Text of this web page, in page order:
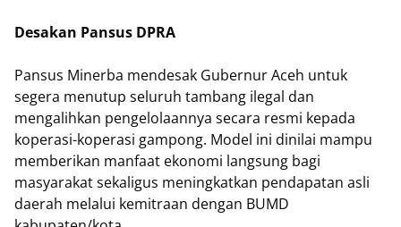
Desakan Pansus DPRA
Pansus Minerba mendesak Gubernur Aceh untuk
segera menutup seluruh tambang ilegal dan
mengalihkan pengelolaannya secara resmi kepada
koperasi-koperasi gampong. Model ini dinilai mampu
memberikan manfaat ekonomi langsung bagi
masyarakat sekaligus meningkatkan pendapatan asli
daerah melalui kemitraan dengan BUMD